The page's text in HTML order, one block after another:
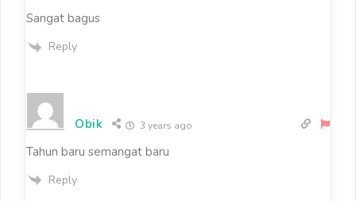
Sangat bagus
Reply
Obik 3 years ago
Tahun baru semangat baru
Reply